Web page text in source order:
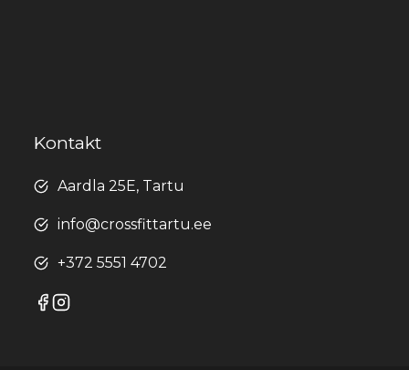
Kontakt
Aardla 25E, Tartu
info@crossfittartu.ee
+372 5551 4702